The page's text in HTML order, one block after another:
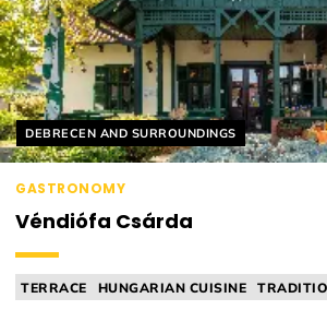
Helyszín címkék:
DEBRECEN AND SURROUNDINGS
GASTRONOMY
Véndiófa Csárda
TERRACE HUNGARIAN CUISINE